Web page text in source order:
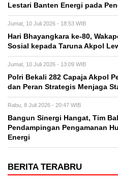
Lestari Banten Energi pada
Jumat, 10 Juli 2026 - 18:53 WIB
Hari Bhayangkara ke-80,
Sosial kepada Taruna Akpol
Jumat, 10 Juli 2026 - 13:09 WIB
Polri Bekali 282 Capaja Akpol
dan Peran Strategis Menjaga
Rabu, 8 Juli 2026 - 20:47 WIB
Bangun Sinergi Hangat, Tim
Pendampingan Pengamanan
Energi
BERITA TERABRU